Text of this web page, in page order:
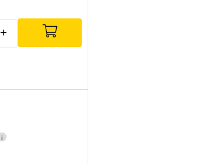
+
i